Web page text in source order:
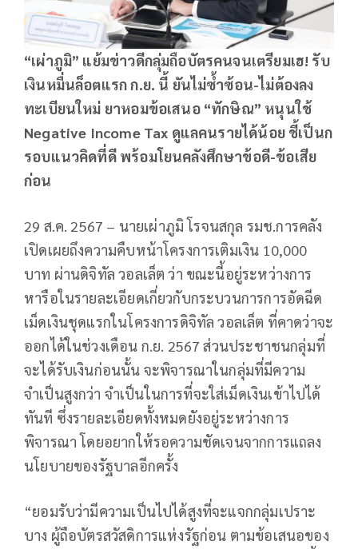
“เผ่าภูมิ” แย้มข่าวดีกลุ่มถือบัตรคนจนเตรียมเฮ! รับ
เงินหมื่นล็อตแรก ก.ย. นี้ ยันไม่ซ้ำซ้อน-ไม่ต้องลง
ทะเบียนใหม่ ยาหอมข้อเสนอ “ทักษิณ” หนุนใช้
Negative Income Tax ดูแลคนรายได้น้อย ชี้เป็นก
รอบแนวคิดที่ดี พร้อมโยนคลังศึกษาข้อดี-ข้อเสีย
ก่อน
29 ส.ค. 2567 – นายเผ่าภูมิ โรจนสกุล รมช.การคลัง
เปิดเผยถึงความคืบหน้าโครงการเติมเงิน 10,000
บาท ผ่านดิจิทัล วอลเล็ต ว่า ขณะนี้อยู่ระหว่างการ
หารือในรายละเอียดเกี่ยวกับกระบวนการการอัดฉีด
เม็ดเงินชุดแรกในโครงการดิจิทัล วอลเล็ต ที่คาดว่าจะ
ออกได้ในช่วงเดือน ก.ย. 2567 ส่วนประชาชนกลุ่มที่
จะได้รับเงินก่อนนั้น จะพิจารณาในกลุ่มที่มีความ
จำเป็นสูงกว่า จำเป็นในการที่จะใส่เม็ดเงินเข้าไปได้
ทันที ซึ่งรายละเอียดทั้งหมดยังอยู่ระหว่างการ
พิจารณา โดยอยากให้รอความชัดเจนจากการแถลง
นโยบายของรัฐบาลอีกครั้ง
“ยอมรับว่ามีความเป็นไปได้สูงที่จะแจกกลุ่มเปราะ
บาง ผู้ถือบัตรสวัสดิการแห่งรัฐก่อน ตามข้อเสนอของ